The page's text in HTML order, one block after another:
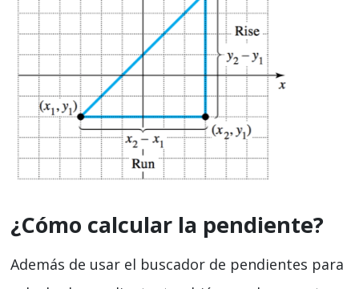
¿Cómo calcular la pendiente?
Además de usar el buscador de pendientes para